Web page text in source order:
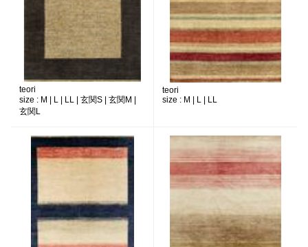
teori
size : M | L | LL | 玄関S | 玄関M |
玄関L
teori
size : M | L | LL